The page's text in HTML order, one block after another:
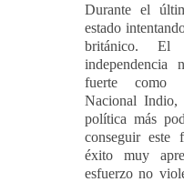
Durante el
estado
británico. El
fuerte como
Nacional Indio,
política más
conseguir este
éxito muy
esfuerzo no